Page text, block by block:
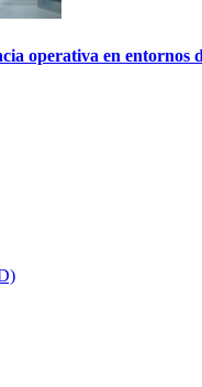
operativa en entornos